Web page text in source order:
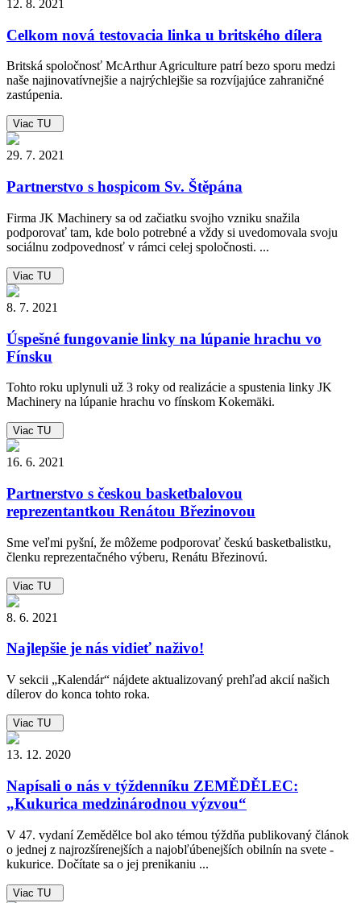
12. 8. 2021
Celkom nová testovacia linka u britského dílera
Britská spoločnosť McArthur Agriculture patrí bezo sporu medzi
naše najinovatívnejšie a najrýchlejšie sa rozvíjajúce zahraničné
zastúpenia.
Viac TU
29. 7. 2021
Partnerstvo s hospicom Sv. Štěpána
Firma JK Machinery sa od začiatku svojho vzniku snažila
podporovať tam, kde bolo potrebné a vždy si uvedomovala svoju
sociálnu zodpovednosť v rámci celej spoločnosti. ...
Viac TU
8. 7. 2021
Úspešné fungovanie linky na lúpanie hrachu vo
Fínsku
Tohto roku uplynuli už 3 roky od realizácie a spustenia linky JK
Machinery na lúpanie hrachu vo fínskom Kokemäki.
Viac TU
16. 6. 2021
Partnerstvo s českou basketbalovou
reprezentantkou Renátou Březinovou
Sme veľmi pyšní, že môžeme podporovať českú basketbalistku,
členku reprezentačného výberu, Renátu Březinovú.
Viac TU
8. 6. 2021
Najlepšie je nás vidieť naživo!
V sekcii „Kalendár“ nájdete aktualizovaný prehľad akcií našich
dílerov do konca tohto roka.
Viac TU
13. 12. 2020
Napísali o nás v týždenníku ZEMĚDĚLEC:
„Kukurica medzinárodnou výzvou“
V 47. vydaní Zemědělce bol ako témou týždňa publikovaný článok
o jednej z najrozšírenejších a najobľúbenejších obilnín na svete -
kukurice. Dočítate sa o jej prenikaniu ...
Viac TU